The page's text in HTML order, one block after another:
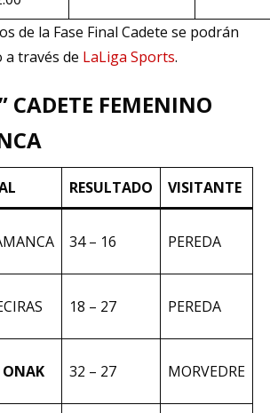
de la Fase Final Cadete se podrán
través de LaLiga Sports.
CADETE FEMENINO
RESULTADO VISITANTE
34 – 16 PEREDA
18 – 27 PEREDA
ONAK 32 – 27 MORVEDRE